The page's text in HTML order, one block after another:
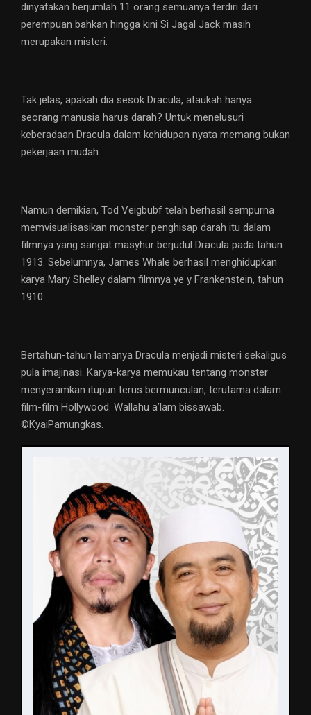
dinyatakan berjumlah 11 orang semuanya terdiri dari
perempuan bahkan hingga kini Si Jagal Jack masih
merupakan misteri.
Tak jelas, apakah dia sesok Dracula, ataukah hanya
seorang manusia harus darah? Untuk menelusuri
keberadaan Dracula dalam kehidupan nyata memang bukan
pekerjaan mudah.
Namun demikian, Tod Veigbubf telah berhasil sempurna
memvisualisasikan monster penghisap darah itu dalam
filmnya yang sangat masyhur berjudul Dracula pada tahun
1913. Sebelumnya, James Whale berhasil menghidupkan
karya Mary Shelley dalam filmnya ye y Frankenstein, tahun
1910.
Bertahun-tahun lamanya Dracula menjadi misteri sekaligus
pula imajinasi. Karya-karya memukau tentang monster
menyeramkan itupun terus bermunculan, terutama dalam
film-film Hollywood. Wallahu a’lam bissawab.
©️KyaiPamungkas.